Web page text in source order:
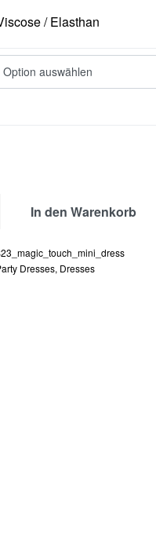
/ Elasthan
In den Warenkorb
Dresses, Dresses